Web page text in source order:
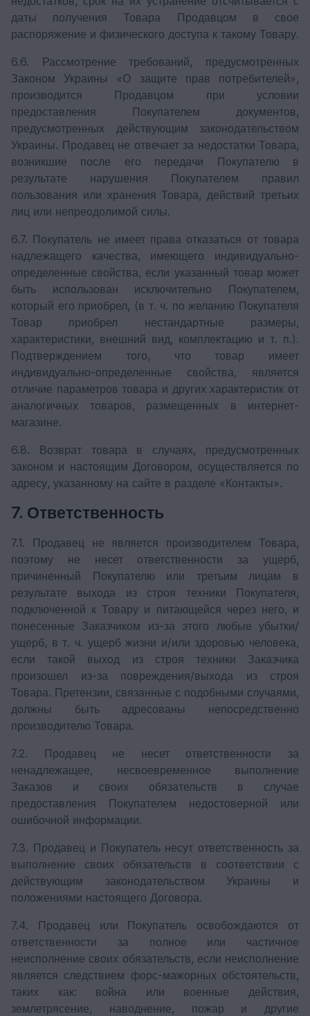
даты получения Товара Продавцом в свое
распоряжение и физического доступа к такому Товару.
6.6. Рассмотрение требований, предусмотренных
Законом Украины «О защите прав потребителей»,
производится Продавцом при условии
предоставления Покупателем документов,
предусмотренных действующим законодательством
Украины. Продавец не отвечает за недостатки Товара,
возникшие после его передачи Покупателю в
результате нарушения Покупателем правил
пользования или хранения Товара, действий третьих
лиц или непреодолимой силы.
6.7. Покупатель не имеет права отказаться от товара
надлежащего качества, имеющего индивидуально-
определенные свойства, если указанный товар может
быть использован исключительно Покупателем,
который его приобрел, (в т. ч. по желанию Покупателя
Товар приобрел нестандартные размеры,
характеристики, внешний вид, комплектацию и т. п.).
Подтверждением того, что товар имеет
индивидуально-определенные свойства, является
отличие параметров товара и других характеристик от
аналогичных товаров, размещенных в интернет-
магазине.
6.8. Возврат товара в случаях, предусмотренных
законом и настоящим Договором, осуществляется по
адресу, указанному на сайте в разделе «Контакты».
7. Ответственность
7.1. Продавец не является производителем Товара,
поэтому не несет ответственности за ущерб,
причиненный Покупателю или третьим лицам в
результате выхода из строя техники Покупателя,
подключенной к Товару и питающейся через него, и
понесенные Заказчиком из-за этого любые убытки/
ущерб, в т. ч. ущерб жизни и/или здоровью человека,
если такой выход из строя техники Заказчика
произошел из-за повреждения/выхода из строя
Товара. Претензии, связанные с подобными случаями,
должны быть адресованы непосредственно
производителю Товара.
7.2. Продавец не несет ответственности за
ненадлежащее, несвоевременное выполнение
Заказов и своих обязательств в случае
предоставления Покупателем недостоверной или
ошибочной информации.
7.3. Продавец и Покупатель несут ответственность за
выполнение своих обязательств в соответствии с
действующим законодательством Украины и
положениями настоящего Договора.
7.4. Продавец или Покупатель освобождаются от
ответственности за полное или частичное
неисполнение своих обязательств, если неисполнение
является следствием форс-мажорных обстоятельств,
таких как: война или военные действия,
землетрясение, наводнение, пожар и другие